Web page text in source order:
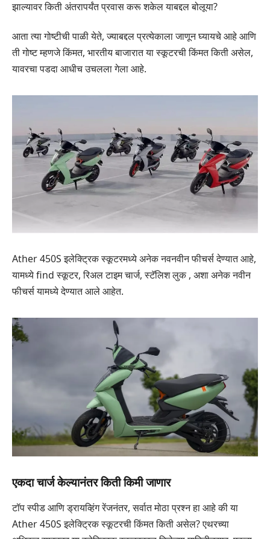
झाल्यावर किती अंतरापर्यंत प्रवास करू शकेल याबद्दल बोलूया?
आता त्या गोष्टीची पाळी येते, ज्याबद्दल प्रत्येकाला जाणून घ्यायचे आहे आणि
ती गोष्ट म्हणजे किंमत, भारतीय बाजारात या स्कूटरची किंमत किती असेल,
यावरचा पडदा आधीच उचलला गेला आहे.
Ather 450S इलेक्ट्रिक स्कूटरमध्ये अनेक नवनवीन फीचर्स देण्यात आहे,
यामध्ये find स्कूटर, रिअल टाइम चार्ज, स्टॅलिश लुक , अशा अनेक नवीन
फीचर्स यामध्ये देण्यात आले आहेत.
एकदा चार्ज केल्यानंतर किती किमी जाणार
टॉप स्पीड आणि ड्रायव्हिंग रेंजनंतर, सर्वात मोठा प्रश्न हा आहे की या
Ather 450S इलेक्ट्रिक स्कूटरची किंमत किती असेल? एथरच्या